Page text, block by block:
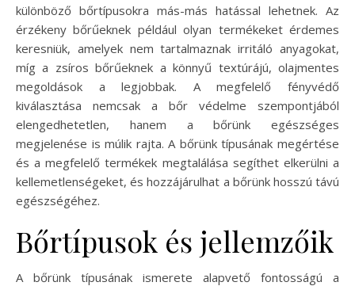
különböző bőrtípusokra más-más hatással lehetnek. Az
érzékeny bőrűeknek például olyan termékeket érdemes
keresniük, amelyek nem tartalmaznak irritáló anyagokat,
míg a zsíros bőrűeknek a könnyű textúrájú, olajmentes
megoldások a legjobbak. A megfelelő fényvédő
kiválasztása nemcsak a bőr védelme szempontjából
elengedhetetlen, hanem a bőrünk egészséges
megjelenése is múlik rajta. A bőrünk típusának megértése
és a megfelelő termékek megtalálása segíthet elkerülni a
kellemetlenségeket, és hozzájárulhat a bőrünk hosszú távú
egészségéhez.
Bőrtípusok és jellemzőik
A bőrünk típusának ismerete alapvető fontosságú a